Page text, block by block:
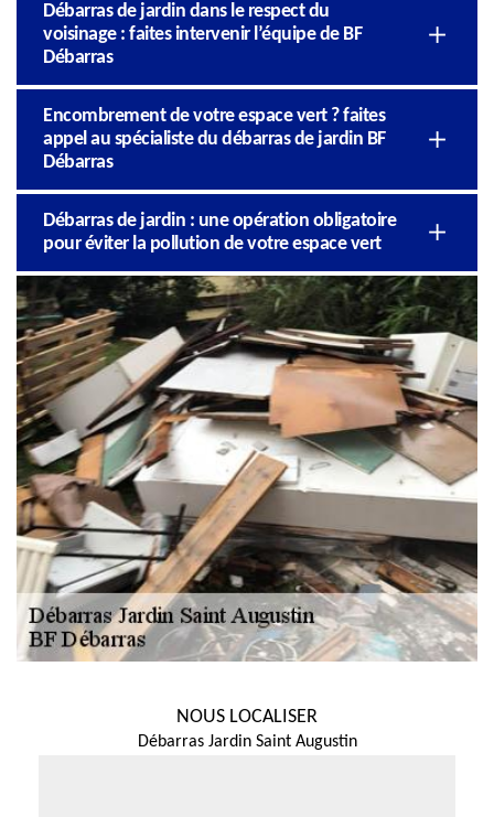
Débarras de jardin dans le respect du
voisinage : faites intervenir l’équipe de BF
Débarras
Encombrement de votre espace vert ? faites
appel au spécialiste du débarras de jardin BF
Débarras
Débarras de jardin : une opération obligatoire
pour éviter la pollution de votre espace vert
NOUS LOCALISER
Débarras Jardin Saint Augustin